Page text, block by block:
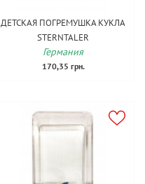
ДЕТСКАЯ ПОГРЕМУШКА КУКЛА
STERNTALER
Германия
170,35 грн.